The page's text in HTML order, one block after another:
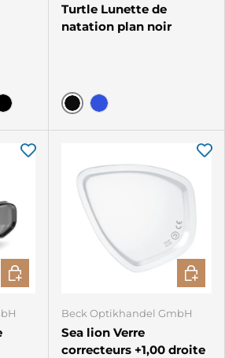
Turtle Lunette de
natation plan noir
Noir
CHOISIR LES OPTIONS
Beck Optikhandel GmbH
Sea lion Verre
correcteurs +1,00 droite